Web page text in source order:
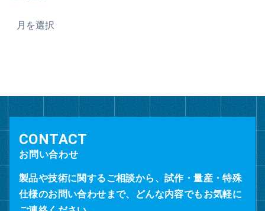
ー
お問い合わせ
製品や技術に関するご相談から、試作・量産・特殊
仕様のお問い合わせまで、どんな内容でもお気軽に